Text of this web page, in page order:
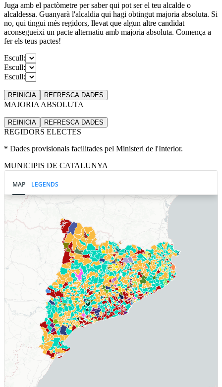
Juga amb el pactòmetre per saber qui pot ser el teu alcalde o
alcaldessa. Guanyarà l'alcaldia qui hagi obtingut majoria absoluta. Si
no, qui tingui més regidors, llevat que algun altre candidat
aconsegueixi un pacte alternatiu amb majoria absoluta. Comença a
fer els teus pactes!
Escull:
Escull:
Escull:
REINICIA REFRESCA DADES
MAJORIA ABSOLUTA
REINICIA REFRESCA DADES
REGIDORS ELECTES
* Dades provisionals facilitades pel Ministeri de l'Interior.
MUNICIPIS DE CATALUNYA